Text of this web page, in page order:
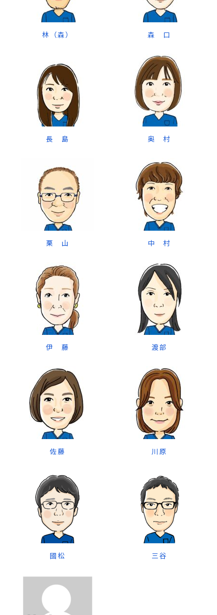
林（森） 森 口
長 島 奥 村
栗 山 中 村
伊 藤 渡部
佐藤 川原
國松 三谷